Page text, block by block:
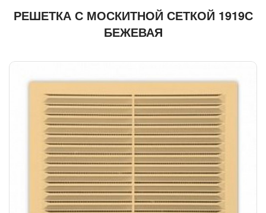
РЕШЕТКА С МОСКИТНОЙ СЕТКОЙ 1919С
БЕЖЕВАЯ